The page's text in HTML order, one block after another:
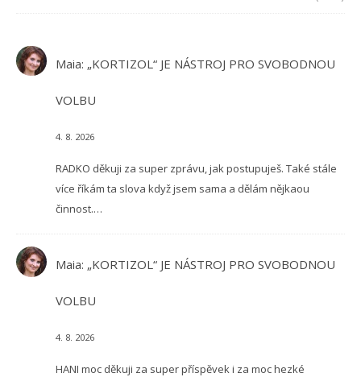
Maia: „KORTIZOL“ JE NÁSTROJ PRO SVOBODNOU
VOLBU
4. 8. 2026
RADKO děkuji za super zprávu, jak postupuješ. Také stále
více říkám ta slova když jsem sama a dělám nějkaou
činnost.…
Maia: „KORTIZOL“ JE NÁSTROJ PRO SVOBODNOU
VOLBU
4. 8. 2026
HANI moc děkuji za super příspěvek i za moc hezké